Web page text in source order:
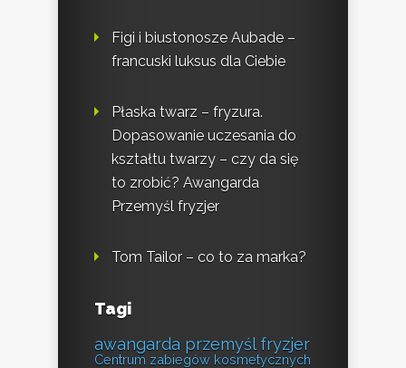
Figi i biustonosze Aubade –
francuski luksus dla Ciebie
Płaska twarz – fryzura.
Dopasowanie uczesania do
kształtu twarzy – czy da się
to zrobić? Awangarda
Przemyśl fryzjer
Tom Tailor – co to za marka?
Tagi
awangarda przemyśl fryzjer
Centrum zabiegów kosmetycznych